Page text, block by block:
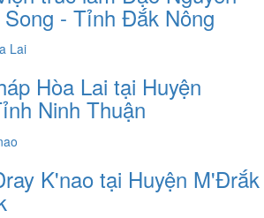
- Tỉnh Đắk Nông
Hòa Lai tại Huyện
Ninh Thuận
K'nao tại Huyện M'Đrắk